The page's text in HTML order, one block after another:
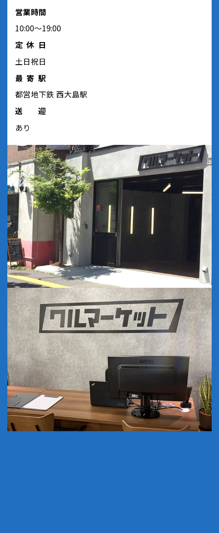
営業時間
10:00～19:00
定休日
土日祝日
最寄駅
都営地下鉄 西大島駅
送迎
あり